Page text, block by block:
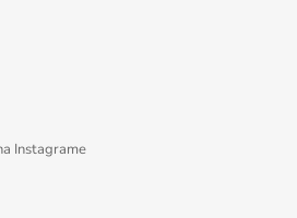
Instagrame